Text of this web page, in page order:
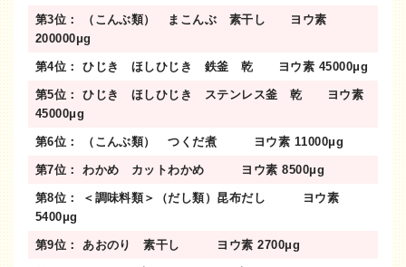
第3位： （こんぶ類） まこんぶ 素干し ヨウ素
200000μg
第4位： ひじき ほしひじき 鉄釜 乾 ヨウ素 45000μg
第5位： ひじき ほしひじき ステンレス釜 乾 ヨウ素
45000μg
第6位： （こんぶ類） つくだ煮 ヨウ素 11000μg
第7位： わかめ カットわかめ ヨウ素 8500μg
第8位： ＜調味料類＞（だし類）昆布だし ヨウ素
5400μg
第9位： あおのり 素干し ヨウ素 2700μg